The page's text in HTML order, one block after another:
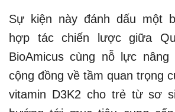
Sự kiện này đánh dấu một
hợp tác chiến lược giữa
BioAmicus cùng nỗ lực
cộng đồng về tầm quan trọng
vitamin D3K2 cho trẻ từ sơ